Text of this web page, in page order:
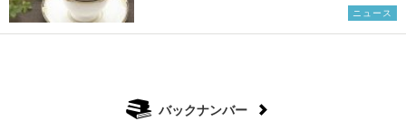
ニュース
バックナンバー